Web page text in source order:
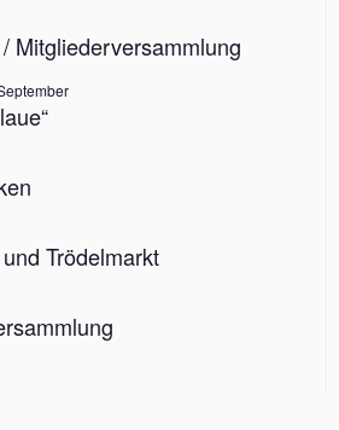
Mitgliederversammlung
Trödelmarkt